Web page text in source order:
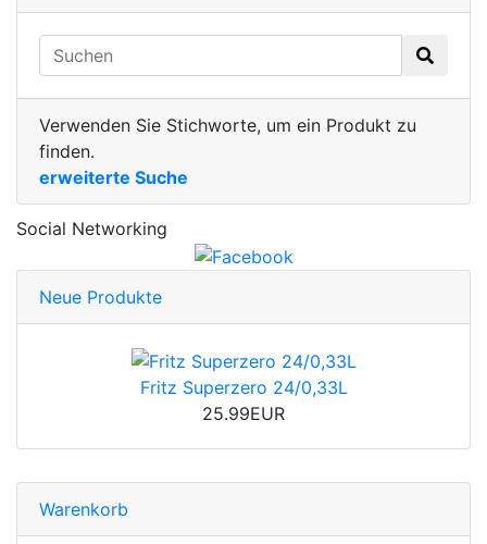
Verwenden Sie Stichworte, um ein Produkt zu
finden.
erweiterte Suche
Social Networking
Neue Produkte
Fritz Superzero 24/0,33L
25.99EUR
Warenkorb